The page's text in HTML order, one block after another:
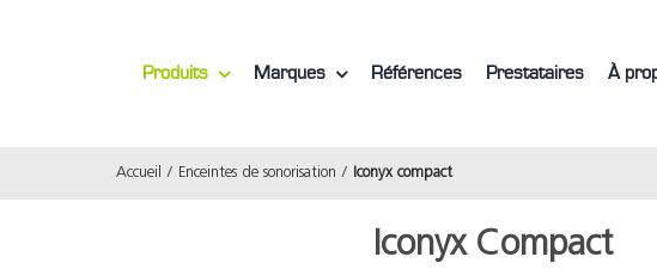
Produits Marques Références Prestataires À
Accueil Enceintes de sonorisation Iconyx compact
Iconyx Compact